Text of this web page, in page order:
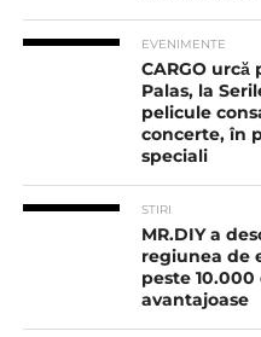
EVENIMENTE
CARGO urcă
Palas, la
pelicule
concerte, în
speciali
STIRI
MR.DIY a
regiunea de
peste
avantajoase